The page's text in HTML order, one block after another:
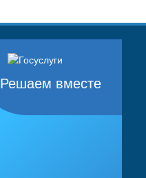
Решаем вместе